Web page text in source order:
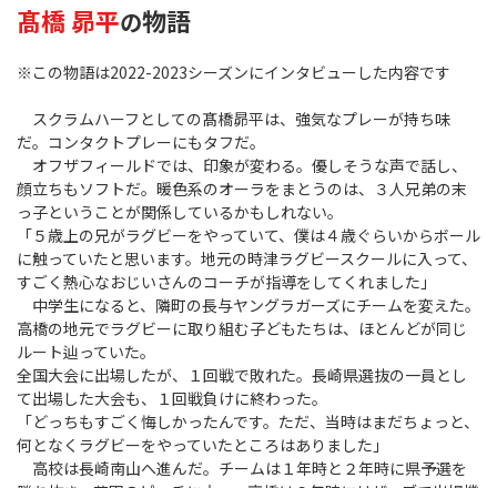
髙橋 昴平の物語
※この物語は2022-2023シーズンにインタビューした内容です
スクラムハーフとしての髙橋昴平は、強気なプレーが持ち味
だ。コンタクトプレーにもタフだ。
オフザフィールドでは、印象が変わる。優しそうな声で話し、
顔立ちもソフトだ。暖色系のオーラをまとうのは、３人兄弟の末
っ子ということが関係しているかもしれない。
「５歳上の兄がラグビーをやっていて、僕は４歳ぐらいからボール
に触っていたと思います。地元の時津ラグビースクールに入って、
すごく熱心なおじいさんのコーチが指導をしてくれました」
中学生になると、隣町の長与ヤングラガーズにチームを変えた。
高橋の地元でラグビーに取り組む子どもたちは、ほとんどが同じ
ルート辿っていた。
全国大会に出場したが、１回戦で敗れた。長崎県選抜の一員とし
て出場した大会も、１回戦負けに終わった。
「どっちもすごく悔しかったんです。ただ、当時はまだちょっと、
何となくラグビーをやっていたところはありました」
高校は長崎南山へ進んだ。チームは１年時と２年時に県予選を